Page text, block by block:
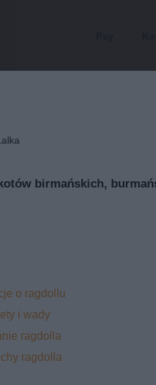
birmańskich,
o ragdollu
i wady
ragdolla
ragdolla